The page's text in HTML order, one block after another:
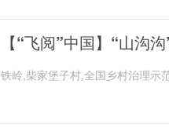
【“飞阅”中国】“山沟
铁岭,柴家堡子村,全国乡村治理示